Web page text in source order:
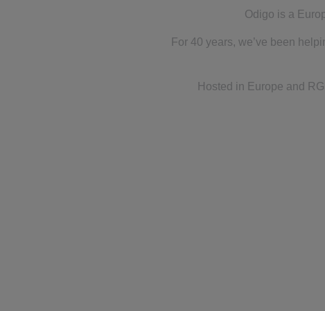
Odigo is a
For 40 years, we’ve been
Hosted in Europe and